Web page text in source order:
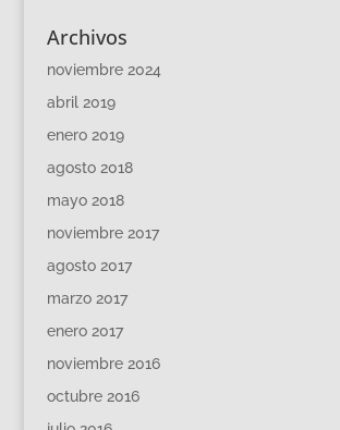
Archivos
noviembre 2024
abril 2019
enero 2019
agosto 2018
mayo 2018
noviembre 2017
agosto 2017
marzo 2017
enero 2017
noviembre 2016
octubre 2016